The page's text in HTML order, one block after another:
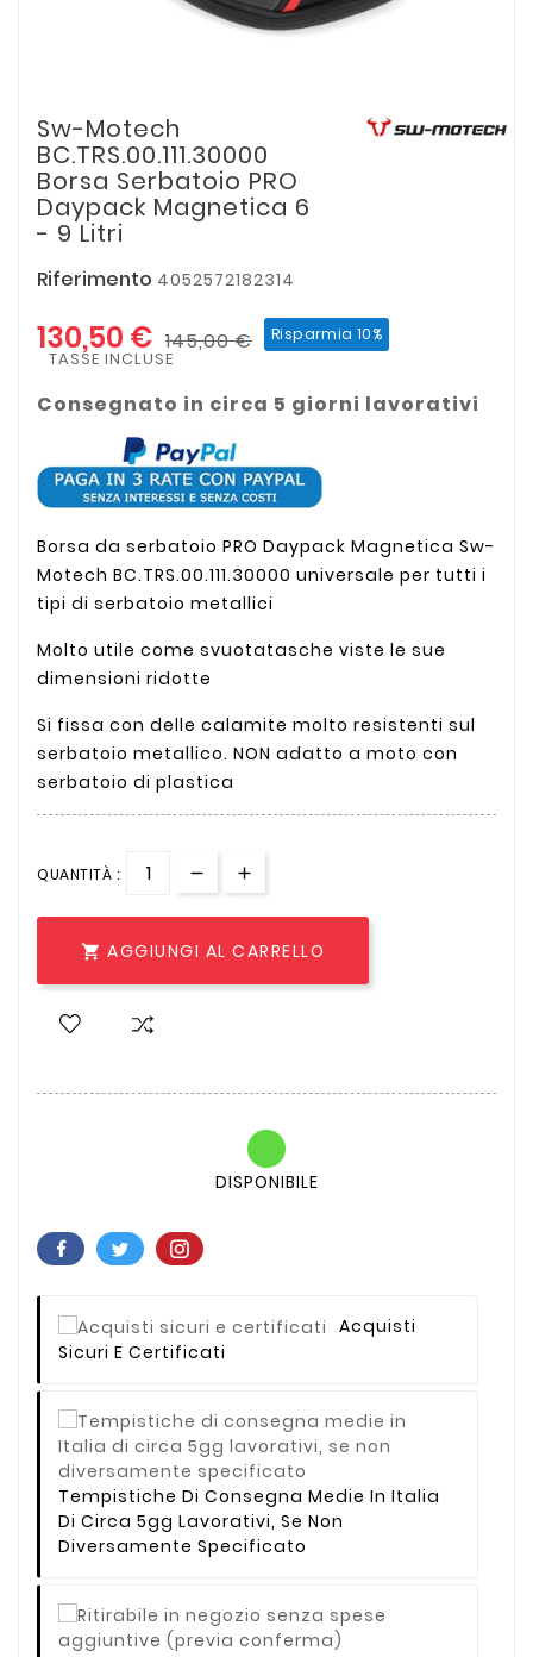
Sw-Motech
BC.TRS.00.111.30000
Borsa Serbatoio PRO
Daypack Magnetica 6
- 9 Litri
Riferimento 4052572182314
130,50 € 145,00 € Risparmia 10%
TASSE INCLUSE
Consegnato in circa 5 giorni lavorativi
Borsa da serbatoio PRO Daypack Magnetica Sw-
Motech BC.TRS.00.111.30000 universale per tutti i
tipi di serbatoio metallici
Molto utile come svuotatasche viste le sue
dimensioni ridotte
Si fissa con delle calamite molto resistenti sul
serbatoio metallico. NON adatto a moto con
serbatoio di plastica
QUANTITÀ :
 AGGIUNGI AL CARRELLO
DISPONIBILE
Acquisti
Sicuri E Certificati
Tempistiche Di Consegna Medie In Italia
Di Circa 5gg Lavorativi, Se Non
Diversamente Specificato